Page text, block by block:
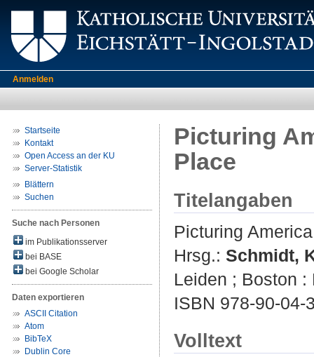
Anmelden
Startseite
Kontakt
Open Access an der KU
Server-Statistik
Blättern
Suchen
Suche nach Personen
im Publikationsserver
bei BASE
bei Google Scholar
Daten exportieren
ASCII Citation
Atom
BibTeX
Dublin Core
Picturing
Place
Titelangaben
Picturing
Hrsg.: Schmidt,
Leiden ; Boston
ISBN 978-90-04-
Volltext